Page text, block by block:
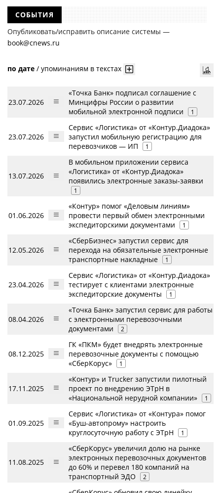
СОБЫТИЯ
Опубликовать/исправить описание системы —
book@cnews.ru
по дате / упоминаниям в текстах
23.07.2026
«Точка Банк» подписал соглашение с
Минцифры России о развитии
мобильной электронной подписи
1
23.07.2026
Сервис «Логистика» от «Контур.Диадока»
запустил мобильную регистрацию для
перевозчиков — ИП
1
13.07.2026
В мобильном приложении сервиса
«Логистика» от «Контур.Диадока»
появились электронные заказы-заявки
1
01.06.2026
«Контур» помог «Деловым линиям»
провести первый обмен электронными
экспедиторскими документами
1
12.05.2026
«СберБизнес» запустил сервис для
перехода на обязательные электронные
транспортные накладные
1
23.04.2026
Сервис «Логистика» от «Контур.Диадока»
тестирует с клиентами электронные
экспедиторские документы
1
08.04.2026
«Точка Банк» запустил сервис для работы
с электронными перевозочными
документами
2
08.12.2025
ГК «ПКМ» будет внедрять электронные
перевозочные документы с помощью
«СберКорус»
1
17.11.2025
«Контур» и Trucker запустили пилотный
проект по внедрению ЭТрН в
«Национальной нерудной компании» ​
1
01.09.2025
Сервис «Логистика» от «Контура» помог
«Буш-автопрому» настроить
круглосуточную работу с ЭТрН ​
1
11.08.2025
«СберКорус» увеличил долю на рынке
электронных перевозочных документов
до 60% и перевел 180 компаний на
транспортный ЭДО
2